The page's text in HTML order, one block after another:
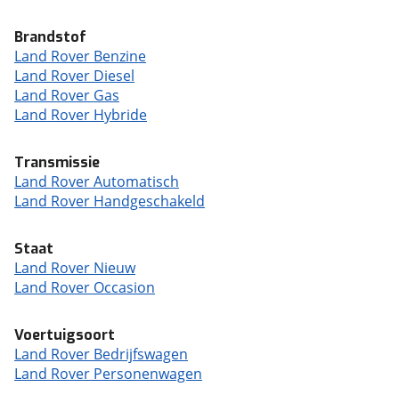
Brandstof
Land Rover Benzine
Land Rover Diesel
Land Rover Gas
Land Rover Hybride
Transmissie
Land Rover Automatisch
Land Rover Handgeschakeld
Staat
Land Rover Nieuw
Land Rover Occasion
Voertuigsoort
Land Rover Bedrijfswagen
Land Rover Personenwagen